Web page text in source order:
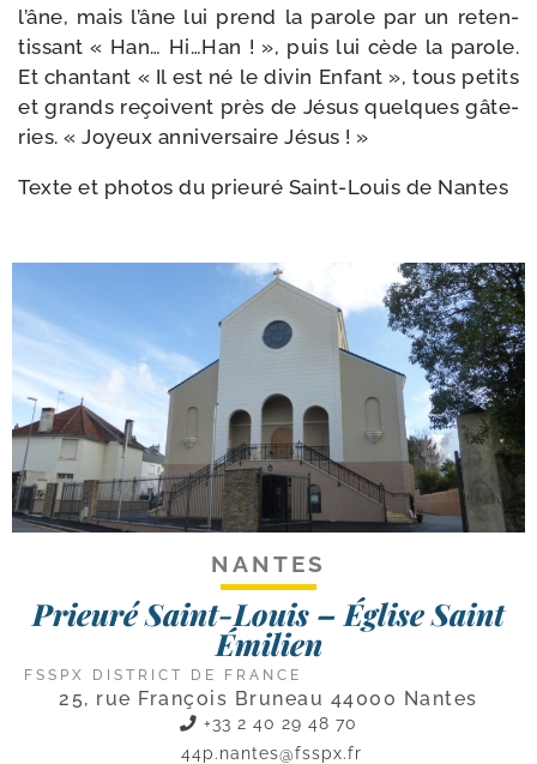
l’âne, mais l’âne lui prend la parole par un reten­
tis­sant « Han… Hi…Han ! », puis lui cède la parole.
Et chan­tant « Il est né le divin Enfant », tous petits
et grands reçoivent près de Jésus quelques gâte­
ries. « Joyeux anni­ver­saire Jésus ! »
Texte et pho­tos du prieu­ré Saint-​Louis de Nantes
NANTES
Prieuré Saint-Louis – Église Saint
Émilien
FSSPX DISTRICT DE FRANCE
25, rue François Bruneau 44000 Nantes
+33 2 40 29 48 70
44p.nantes@fsspx.fr